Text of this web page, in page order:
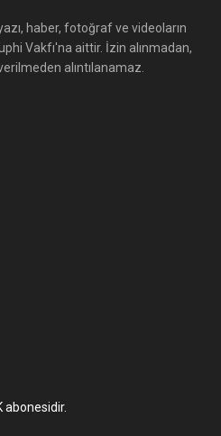
haber, fotoğraf ve videoların
Vakfı'na aittir. İzin alınmadan,
alıntılanamaz.
abonesidir.